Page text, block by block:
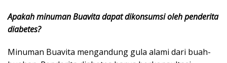
Apakah minuman Buavita dapat dikonsumsi oleh penderita
diabetes?
Minuman Buavita mengandung gula alami dari buah-